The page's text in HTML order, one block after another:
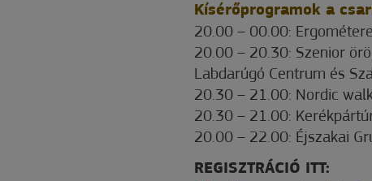
Kísérőprogramok a
20.00 – 00.00:
20.00 – 20.30: Szenior
Labdarúgó Centrum és
20.30 – 21.00: Nordic
20.30 – 21.00:
20.00 – 22.00: Éjszakai
REGISZTRÁCIÓ ITT: